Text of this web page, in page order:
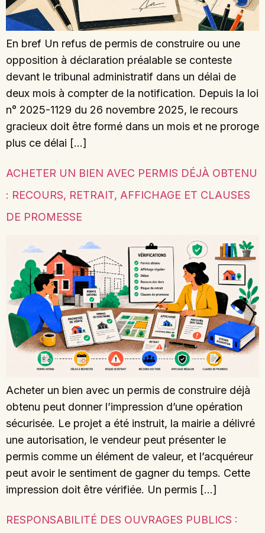
En bref Un refus de permis de construire ou une
opposition à déclaration préalable se conteste
devant le tribunal administratif dans un délai de
deux mois à compter de la notification. Depuis la loi
n° 2025-1129 du 26 novembre 2025, le recours
gracieux doit être formé dans un mois et ne proroge
plus ce délai […]
ACHETER UN BIEN AVEC PERMIS DÉJÀ OBTENU
: RECOURS, RETRAIT, AFFICHAGE ET CLAUSES
DE PROMESSE
Acheter un bien avec un permis de construire déjà
obtenu peut donner l’impression d’une opération
sécurisée. Le projet a été instruit, la mairie a délivré
une autorisation, le vendeur peut présenter le
permis comme un élément de valeur, et l’acquéreur
peut avoir le sentiment de gagner du temps. Cette
impression doit être vérifiée. Un permis […]
RESPONSABILITÉ DES OUVRAGES PUBLICS :